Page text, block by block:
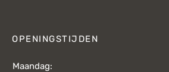
OPENINGSTIJDEN
Maandag: